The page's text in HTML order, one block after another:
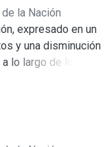
dos características
para generar
se distribuyen
últimos diez años,
registrada en la
la Nación
expresado en un
y una disminución
lo largo de los
y la
en que se
delitos contra